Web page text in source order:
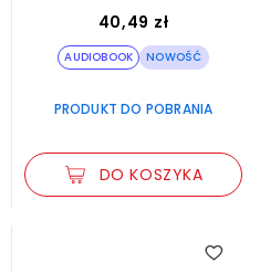
40,49 zł
AUDIOBOOK NOWOŚĆ
PRODUKT DO POBRANIA
DO KOSZYKA